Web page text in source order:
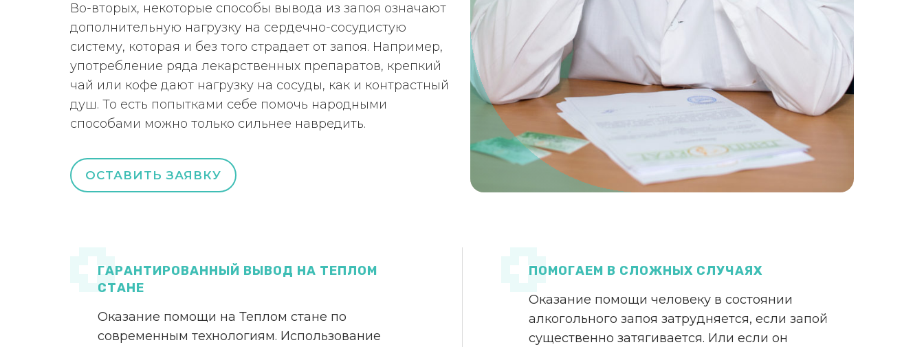
Во-вторых, некоторые способы вывода из запоя означают
дополнительную нагрузку на сердечно-сосудистую
систему, которая и без того страдает от запоя. Например,
употребление ряда лекарственных препаратов, крепкий
чай или кофе дают нагрузку на сосуды, как и контрастный
душ. То есть попытками себе помочь народными
способами можно только сильнее навредить.
ОСТАВИТЬ ЗАЯВКУ
ГАРАНТИРОВАННЫЙ ВЫВОД НА ТЕПЛОМ
СТАНЕ
Оказание помощи на Теплом стане по
современным технологиям. Использование
ПОМОГАЕМ В СЛОЖНЫХ СЛУЧАЯХ
Оказание помощи человеку в состоянии
алкогольного запоя затрудняется, если запой
существенно затягивается. Или если он